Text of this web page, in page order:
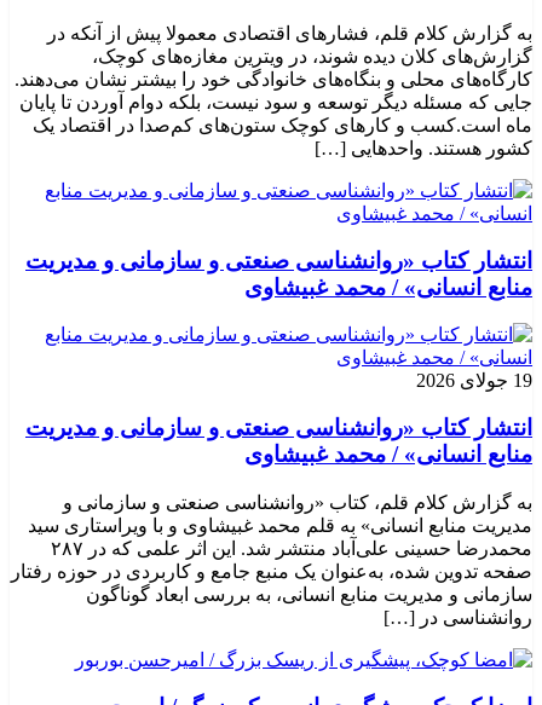
به گزارش کلام قلم، فشارهای اقتصادی معمولا پیش از آنکه در
گزارش‌های کلان دیده شوند، در ویترین مغازه‌های کوچک،
کارگاه‌های محلی و بنگاه‌های خانوادگی خود را بیشتر نشان می‌دهند.
جایی که مسئله دیگر توسعه و سود نیست، بلکه دوام آوردن تا پایان
ماه است.کسب‌ و کارهای کوچک ستون‌های کم‌صدا در اقتصاد یک
کشور هستند. واحدهایی […]
انتشار کتاب «روانشناسی صنعتی و سازمانی و مدیریت
منابع انسانی» / محمد غبیشاوی
19 جولای 2026
انتشار کتاب «روانشناسی صنعتی و سازمانی و مدیریت
منابع انسانی» / محمد غبیشاوی
به گزارش کلام قلم، کتاب «روانشناسی صنعتی و سازمانی و
مدیریت منابع انسانی» به قلم محمد غبیشاوی و با ویراستاری سید
محمدرضا حسینی علی‌آباد منتشر شد. این اثر علمی که در ۲۸۷
صفحه تدوین شده، به‌عنوان یک منبع جامع و کاربردی در حوزه رفتار
سازمانی و مدیریت منابع انسانی، به بررسی ابعاد گوناگون
روانشناسی در […]